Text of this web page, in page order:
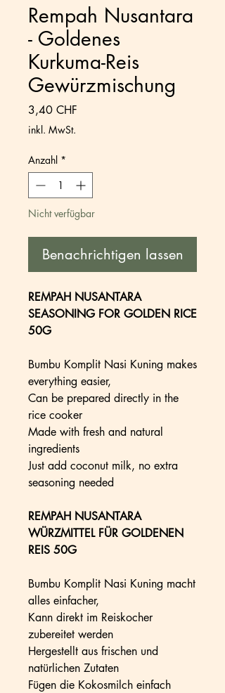
Rempah Nusantara
- Goldenes
Kurkuma-Reis
Gewürzmischung
3,40 CHF
inkl. MwSt.
Anzahl *
Nicht verfügbar
Benachrichtigen lassen
REMPAH NUSANTARA
SEASONING FOR GOLDEN RICE
50G
Bumbu Komplit Nasi Kuning makes
everything easier,
Can be prepared directly in the
rice cooker
Made with fresh and natural
ingredients
Just add coconut milk, no extra
seasoning needed
REMPAH NUSANTARA
WÜRZMITTEL FÜR GOLDENEN
REIS 50G
Bumbu Komplit Nasi Kuning macht
alles einfacher,
Kann direkt im Reiskocher
zubereitet werden
Hergestellt aus frischen und
natürlichen Zutaten
Fügen die Kokosmilch einfach